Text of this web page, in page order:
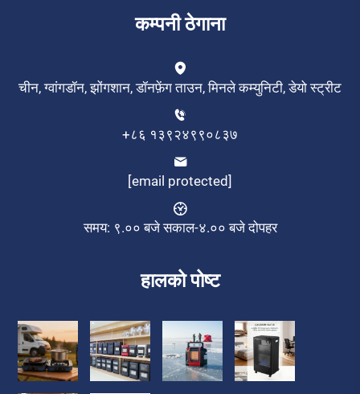
कम्पनी ठेगाना
चीन, ग्वांगडॉन, झोंगशान, डॉनफ़ेंग ताउन, मिनले कम्युनिटी, डेयो स्ट्रीट
+८६ १३९२४९९०८३७
[email protected]
समय: ९.०० बजे सकाल-४.०० बजे दोपहर
हालको पोष्ट